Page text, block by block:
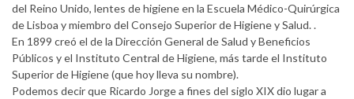
del Reino Unido, lentes de higiene en la Escuela Médico-Quirúrgica
de Lisboa y miembro del Consejo Superior de Higiene y Salud. .
En 1899 creó el de la Dirección General de Salud y Beneficios
Públicos y el Instituto Central de Higiene, más tarde el Instituto
Superior de Higiene (que hoy lleva su nombre).
Podemos decir que Ricardo Jorge a fines del siglo XIX dio lugar a